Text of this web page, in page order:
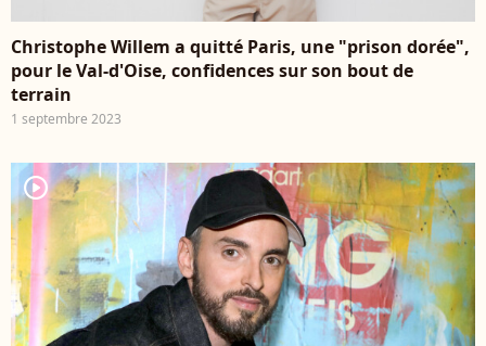
Christophe Willem a quitté Paris, une "prison dorée",
pour le Val-d'Oise, confidences sur son bout de
terrain
1 septembre 2023
player2